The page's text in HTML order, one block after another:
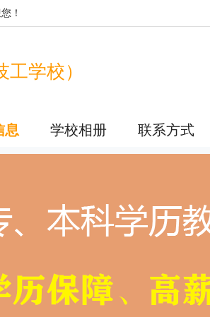
！
学校）
息 学校相册 联系方式